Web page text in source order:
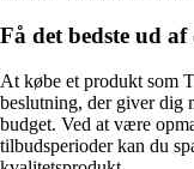
Få det bedste ud
At købe et produkt som
beslutning, der giver dig
budget. Ved at være
tilbudsperioder kan du